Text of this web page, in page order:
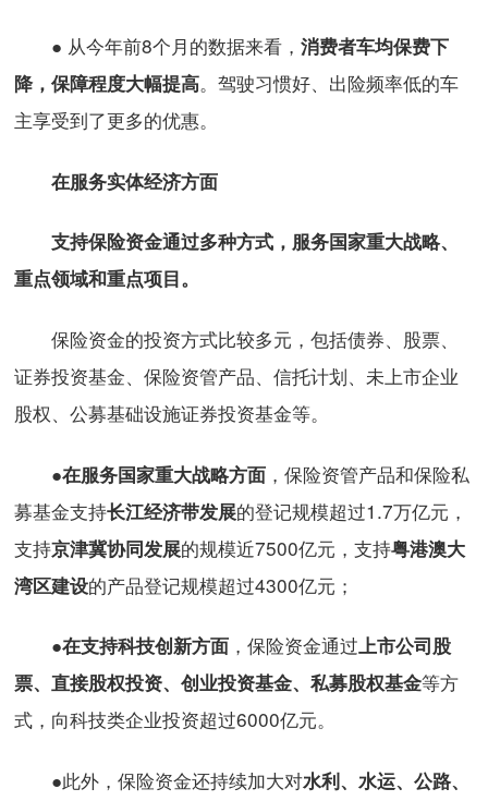
● 从今年前8个月的数据来看， 消费者车均保费下
降，保障程度大幅提高。驾驶习惯好、出险频率低的车
主享受到了更多的优惠。
在服务实体经济方面
支持保险资金通过多种方式，服务国家重大战略、
重点领域和重点项目。
保险资金的投资方式比较多元，包括债券、股票、
证券投资基金、保险资管产品、信托计划、未上市企业
股权、公募基础设施证券投资基金等。
●在服务国家重大战略方面，保险资管产品和保险私
募基金支持长江经济带发展的登记规模超过1.7万亿元，
支持京津冀协同发展的规模近7500亿元，支持粤港澳大
湾区建设的产品登记规模超过4300亿元；
●在支持科技创新方面，保险资金通过上市公司股
票、直接股权投资、创业投资基金、私募股权基金等方
式，向科技类企业投资超过6000亿元。
●此外，保险资金还持续加大对水利、水运、公路、